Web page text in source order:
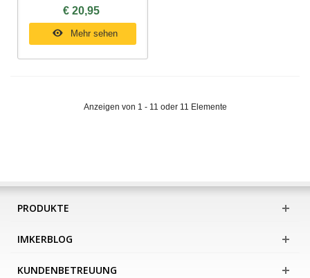
€ 20,95
Mehr sehen
Anzeigen von 1 - 11 oder 11 Elemente
PRODUKTE
IMKERBLOG
KUNDENBETREUUNG